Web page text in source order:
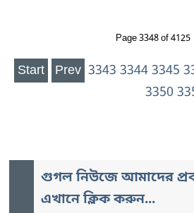
Page 3348 of 4125
Start Prev 3343 3344 3345
3350
গুগল নিউজে আমাদের
এখানে ক্লিক করুন...